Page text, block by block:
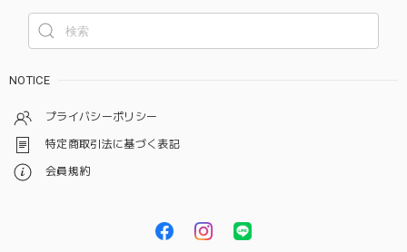
NOTICE
プライバシーポリシー
特定商取引法に基づく表記
会員規約